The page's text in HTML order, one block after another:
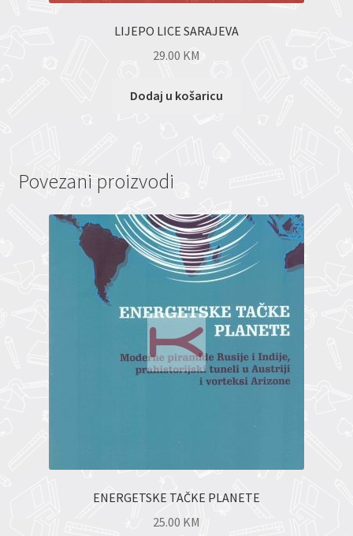
LIJEPO LICE SARAJEVA
29.00 KM
Dodaj u košaricu
Povezani proizvodi
ENERGETSKE TAČKE PLANETE
25.00 KM